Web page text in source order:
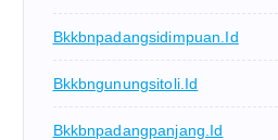
Bkkbnpadangsidimpuan.id
Bkkbngunungsitoli.id
Bkkbnpadangpanjang.id